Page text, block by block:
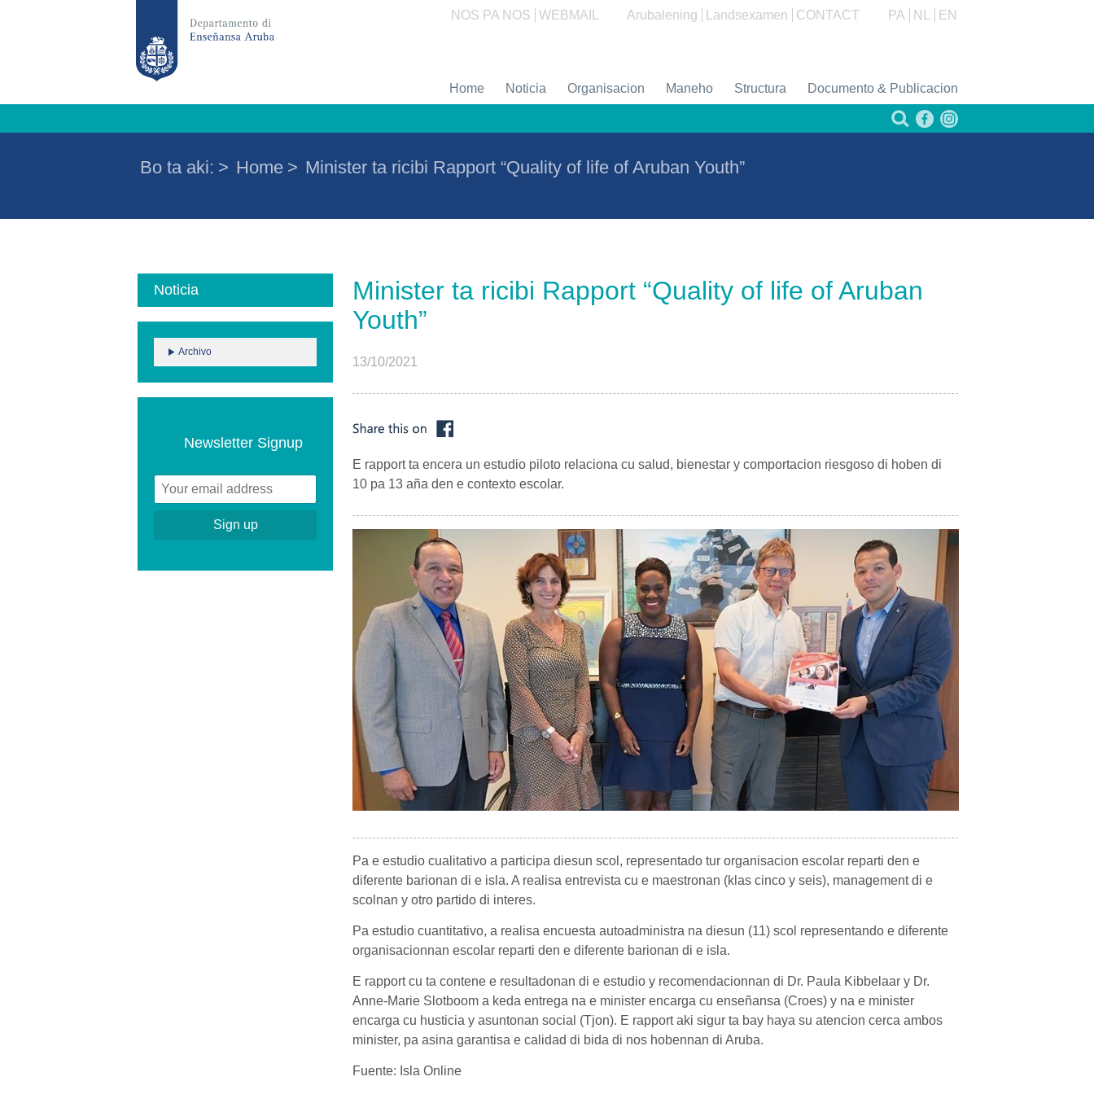
NOS PA NOS WEBMAIL Arubalening Landsexamen CONTACT PA NL EN
Home Noticia Organisacion Maneho Structura Documento & Publicacion
Bo ta aki: > Home > Minister ta ricibi Rapport “Quality of life of Aruban Youth”
Minister ta ricibi Rapport “Quality of life of Aruban
Youth”
13/10/2021
E rapport ta encera un estudio piloto relaciona cu salud, bienestar y comportacion riesgoso di hoben di
10 pa 13 aña den e contexto escolar.
Pa e estudio cualitativo a participa diesun scol, representado tur organisacion escolar reparti den e
diferente barionan di e isla. A realisa entrevista cu e maestronan (klas cinco y seis), management di e
scolnan y otro partido di interes.
Pa estudio cuantitativo, a realisa encuesta autoadministra na diesun (11) scol representando e diferente
organisacionnan escolar reparti den e diferente barionan di e isla.
E rapport cu ta contene e resultadonan di e estudio y recomendacionnan di Dr. Paula Kibbelaar y Dr.
Anne-Marie Slotboom a keda entrega na e minister encarga cu enseñansa (Croes) y na e minister
encarga cu husticia y asuntonan social (Tjon). E rapport aki sigur ta bay haya su atencion cerca ambos
minister, pa asina garantisa e calidad di bida di nos hobennan di Aruba.
Fuente: Isla Online
Noticia
Archivo
Newsletter Signup